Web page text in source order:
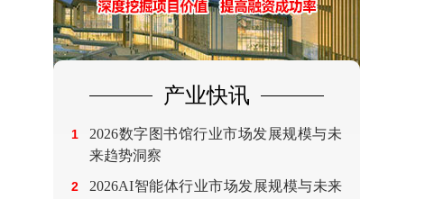
产业快讯
1
2026数字图书馆行业市场发展规模与未
来趋势洞察
2
2026AI智能体行业市场发展规模与未来